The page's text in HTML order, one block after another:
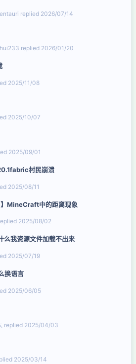
2026/07/14
2026/01/20
2025/11/08
2025/10/07
2025/09/01
村民崩溃
2025/08/11
】MineCraft中的距离现象
2025/08/02
么我资源文件加载不出来
2025/07/19
换语言
2025/06/05
2025/04/03
2025/03/14